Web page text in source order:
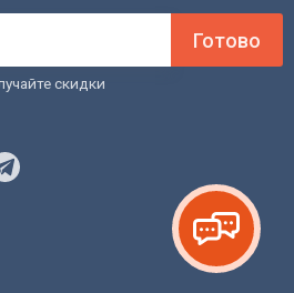
Готово
скидки